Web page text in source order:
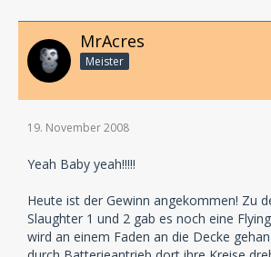
MrAcres
Meister
19. November 2008
Yeah Baby yeah!!!!!
Heute ist der Gewinn angekommen! Zu
Slaughter 1 und 2 gab es noch eine
wird an einem Faden an die Decke